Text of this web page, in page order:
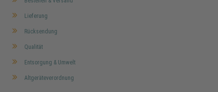
Lieferung
Rücksendung
Qualität
Entsorgung & Umwelt
Altgeräteverordnung